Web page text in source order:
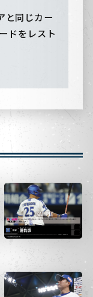
と同じカー
ドをレスト